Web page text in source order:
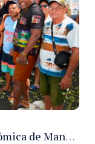
Prefeitura anuncia Rua Gastronômica de Manaus e garante alternativas para 54 ambulantes cadastrados